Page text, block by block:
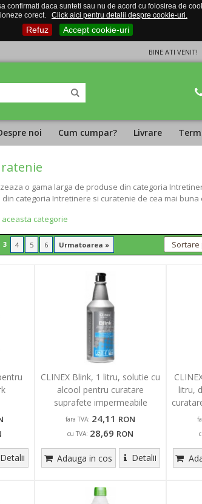
daca sunteti sau nu de acord cu folosirea de
corect.
Click aici pentru detalii despre cookie-uri.
Refuz Accept cookie-uri
BINE ATI VENIT!
noi Cum cumpar? Livrare
o gama larga de produse din categoria
categoria Intretinere si curatenie de cea mai buna
categorie
3 4 5 6 Urmatoarea »
Detalii
CLINEX Blink, 1 litru, solutie cu
alcool pentru curatare
suprafete impermeabile
fara TVA: 24,11 RON
cu TVA: 28,69 RON
Adauga in cos Detalii
litru,